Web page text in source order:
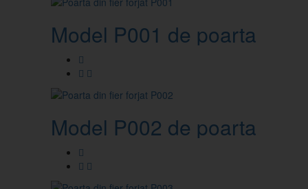
Model P001 de poarta din
Model P002 de poarta din